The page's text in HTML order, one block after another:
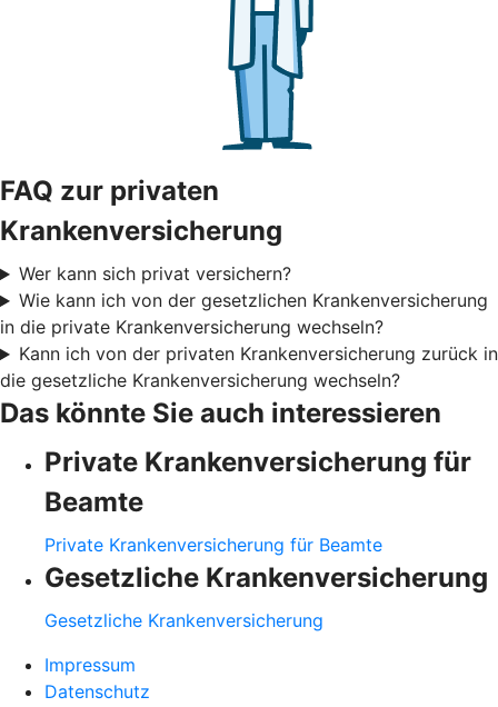
FAQ zur privaten
Krankenversicherung
Wer kann sich privat versichern?
Wie kann ich von der gesetzlichen Krankenversicherung
in die private Krankenversicherung wechseln?
Kann ich von der privaten Krankenversicherung zurück in
die gesetzliche Krankenversicherung wechseln?
Das könnte Sie auch interessieren
Private Krankenversicherung für
Beamte
Private Krankenversicherung für Beamte
Gesetzliche Krankenversicherung
Gesetzliche Krankenversicherung
Impressum
Datenschutz